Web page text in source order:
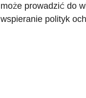
może prowadzić do
wspieranie polityk